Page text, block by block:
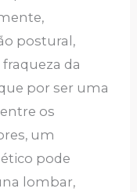
postural,
da
por ser uma
os
um
pode
lombar,